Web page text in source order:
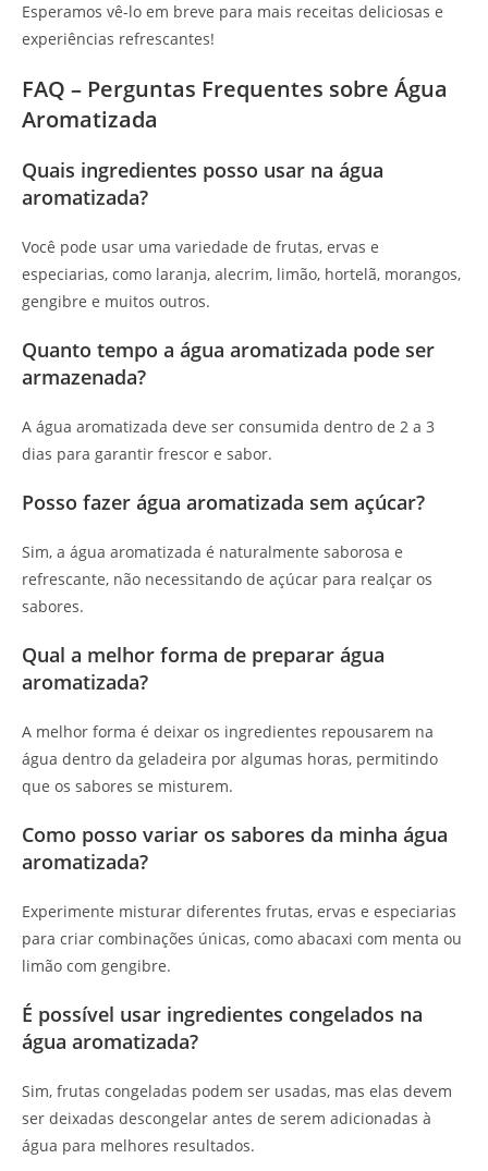
Esperamos vê-lo em breve para mais receitas deliciosas e
experiências refrescantes!
FAQ – Perguntas Frequentes sobre Água
Aromatizada
Quais ingredientes posso usar na água
aromatizada?
Você pode usar uma variedade de frutas, ervas e
especiarias, como laranja, alecrim, limão, hortelã, morangos,
gengibre e muitos outros.
Quanto tempo a água aromatizada pode ser
armazenada?
A água aromatizada deve ser consumida dentro de 2 a 3
dias para garantir frescor e sabor.
Posso fazer água aromatizada sem açúcar?
Sim, a água aromatizada é naturalmente saborosa e
refrescante, não necessitando de açúcar para realçar os
sabores.
Qual a melhor forma de preparar água
aromatizada?
A melhor forma é deixar os ingredientes repousarem na
água dentro da geladeira por algumas horas, permitindo
que os sabores se misturem.
Como posso variar os sabores da minha água
aromatizada?
Experimente misturar diferentes frutas, ervas e especiarias
para criar combinações únicas, como abacaxi com menta ou
limão com gengibre.
É possível usar ingredientes congelados na
água aromatizada?
Sim, frutas congeladas podem ser usadas, mas elas devem
ser deixadas descongelar antes de serem adicionadas à
água para melhores resultados.